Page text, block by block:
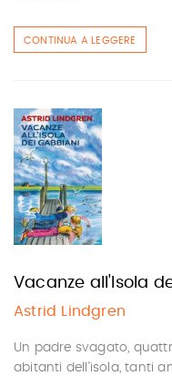
CONTINUA A LEGGERE
Vacanze all'Isola
Astrid Lindgren
Un padre svagato,
abitanti dell’isola, tanti